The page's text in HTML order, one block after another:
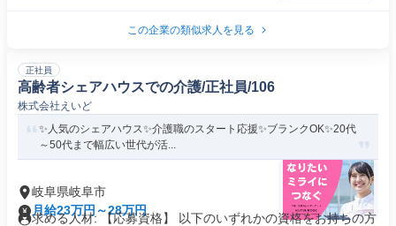
この企業の類似求人を見る
正社員
高齢者シェアハウスでの介護/正社員/106
株式会社えいど
✨人気のシェアハウス✨介護職のスタート応援✨ブランクOK✨20代
～50代まで幅広い世代が活...
岐阜県岐阜市
月給23万円～28万円
求める人材: 【応募資格】 以下のいずれかの資格をお持ちの方